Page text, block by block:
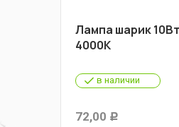
Лампа шарик
4000K
в наличии
72,00 Р